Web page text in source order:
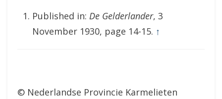
Published in: De Gelderlander, 3
November 1930, page 14-15. ↑
© Nederlandse Provincie Karmelieten